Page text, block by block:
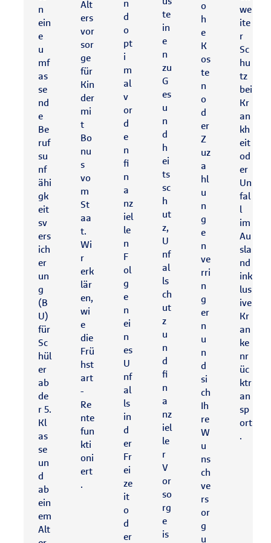
n
ein
e
u
mf
as
se
nd
e
Be
ruf
su
nf
ähi
gk
eit
sv
ers
ich
er
un
g
(B
U)
für
Sc
hül
er
ab
de
r 5.
Kl
as
se
un
d
ab
ein
em
Alt
Alt
ers
vor
sor
ge
für
Kin
der
mi
t
Bo
nu
s
vo
m
St
aa
t.
Wi
r
erk
lär
en,
wi
e
die
Frü
hst
art
-
Re
nte
fun
kti
oni
ert
.
n
d
o
pt
i
m
al
v
or
d
e
n
fi
n
a
nz
iel
le
n
F
ol
g
e
n
ei
n
es
U
nf
al
ls
in
d
er
Fr
ei
ze
it
o
d
er
te
in
e
n
zu
G
es
u
n
d
h
ei
ts
sc
h
ut
z,
U
nf
al
ls
ch
ut
z
u
n
d
fi
n
a
nz
iel
le
r
V
or
so
rg
e
is
o
h
e
K
os
te
n
o
d
er
Z
uz
a
hl
u
n
g
e
n
ve
rri
n
g
er
n
u
n
d
si
ch
Ih
re
W
u
ns
ch
ve
rs
or
g
u
we
ite
r
Sc
hu
tz
bei
Kr
an
kh
eit
od
er
Un
fal
l
im
Au
sla
nd
ink
lus
ive
Kr
an
ke
nr
üc
ktr
an
sp
ort
.